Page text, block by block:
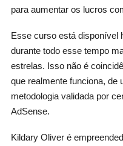
para aumentar os lucros
Esse curso está disponível
durante todo esse tempo
estrelas. Isso não é
que realmente funciona, de
metodologia validada por
AdSense.
Kildary Oliver é